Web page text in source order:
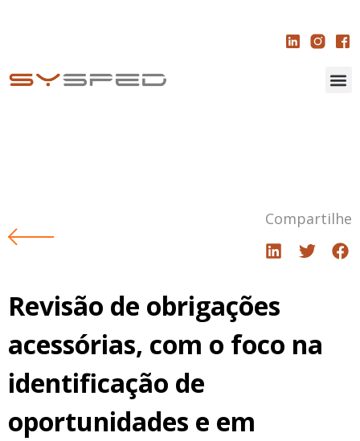
Compartilhe
Revisão de obrigações
acessórias, com o foco na
identificação de
oportunidades e em